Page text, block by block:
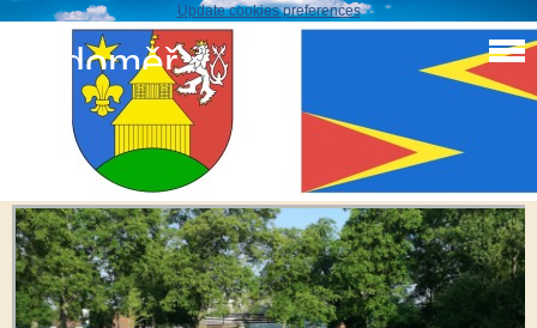
Update cookies preferences
Sudoměř
koupání kal
IMG_20170708_190557_resized_20171030_094219616